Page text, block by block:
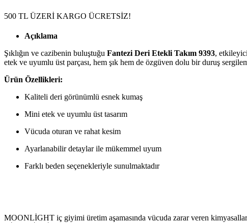
500 TL ÜZERİ KARGO ÜCRETSİZ!
Açıklama
Şıklığın ve cazibenin buluştuğu Fantezi Deri Etekli Takım 9393,
etek ve uyumlu üst parçası, hem şık hem de özgüven dolu bir duruş
Ürün Özellikleri:
Kaliteli deri görünümlü esnek kumaş
Mini etek ve uyumlu üst tasarım
Vücuda oturan ve rahat kesim
Ayarlanabilir detaylar ile mükemmel uyum
Farklı beden seçenekleriyle sunulmaktadır
MOONLİGHT iç giyimi üretim aşamasında vücuda zarar veren